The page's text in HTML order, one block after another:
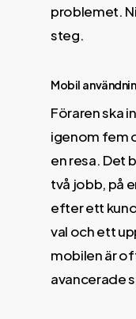
problemet.
steg.
Mobil
Föraren ska
igenom fem
en resa. Det
två jobb, på
efter ett
val och ett
mobilen är
avancerade